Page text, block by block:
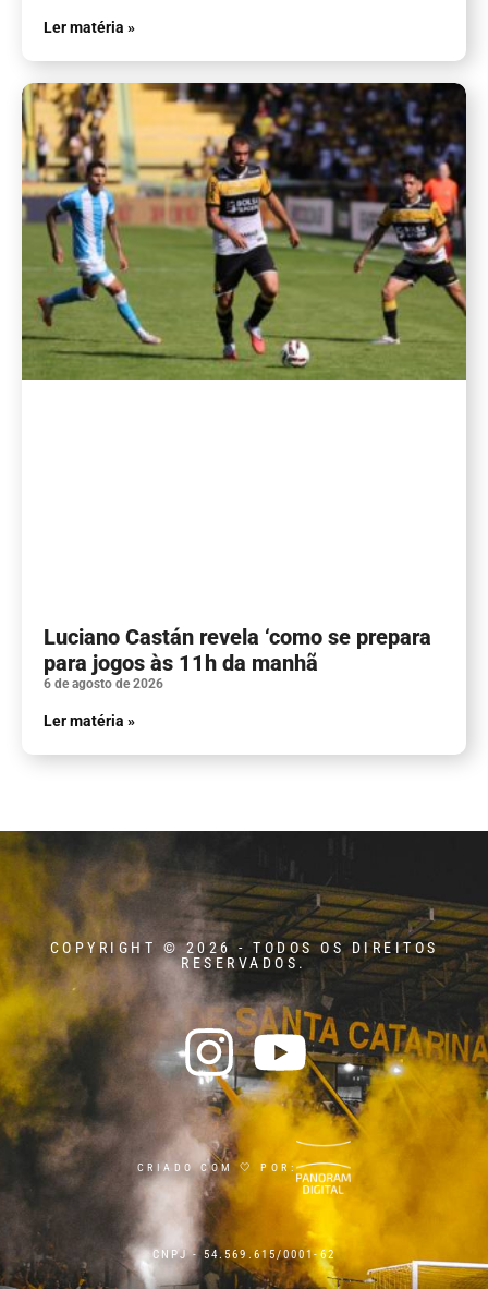
Ler matéria »
Luciano Castán revela ‘como se prepara
para jogos às 11h da manhã
6 de agosto de 2026
Ler matéria »
COPYRIGHT © 2026 - TODOS OS DIREITOS
RESERVADOS.
CRIADO COM 🤍 POR:
CNPJ - 54.569.615/0001-62